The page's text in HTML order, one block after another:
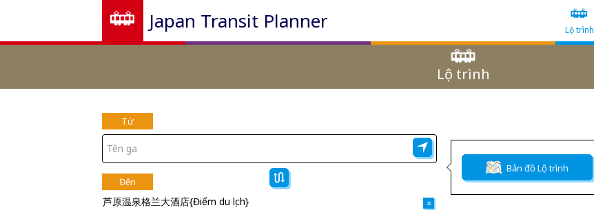
Japan Transit Planner Lộ trình
Lộ trình
Từ
Đến
芦原温泉格兰大酒店{Điểm du lịch} ×
Bản đồ Lộ trình